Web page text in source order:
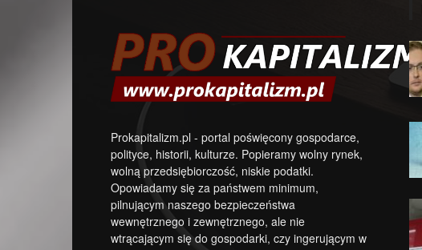
Prokapitalizm.pl - portal poświęcony gospodarce,
polityce, historii, kulturze. Popieramy wolny rynek,
wolną przedsiębiorczość, niskie podatki.
Opowiadamy się za państwem minimum,
pilnującym naszego bezpieczeństwa
wewnętrznego i zewnętrznego, ale nie
wtrącającym się do gospodarki, czy ingerującym w